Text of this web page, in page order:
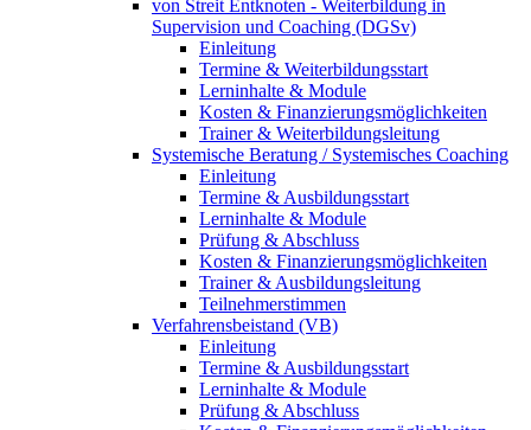
von Streit Entknoten - Weiterbildung in
Supervision und Coaching (DGSv)
Einleitung
Termine & Weiterbildungsstart
Lerninhalte & Module
Kosten & Finanzierungsmöglichkeiten
Trainer & Weiterbildungsleitung
Systemische Beratung / Systemisches Coaching
Einleitung
Termine & Ausbildungsstart
Lerninhalte & Module
Prüfung & Abschluss
Kosten & Finanzierungsmöglichkeiten
Trainer & Ausbildungsleitung
Teilnehmerstimmen
Verfahrensbeistand (VB)
Einleitung
Termine & Ausbildungsstart
Lerninhalte & Module
Prüfung & Abschluss